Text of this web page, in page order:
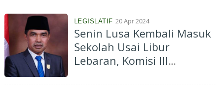
LEGISLATIF 20 Apr 2024
Senin Lusa Kembali Masuk
Sekolah Usai Libur
Lebaran, Komisi III
Fokus KBM